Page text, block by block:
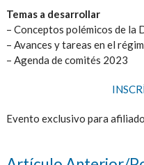
Temas a desarrollar
– Conceptos polémicos de la
– Avances y tareas en el
– Agenda de comités 2023
Evento exclusivo para